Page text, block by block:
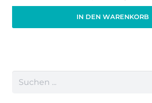
Preis
war:
122,00 €
Zzgl. 19% MwSt.
IN DEN WARENKORB